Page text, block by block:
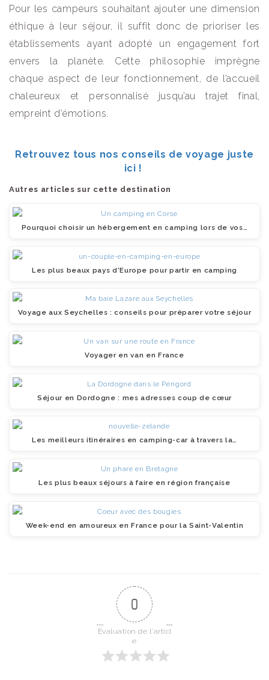
Pour les campeurs souhaitant ajouter une dimension
éthique à leur séjour, il suffit donc de prioriser les
établissements ayant adopté un engagement fort
envers la planète. Cette philosophie imprègne
chaque aspect de leur fonctionnement, de l’accueil
chaleureux et personnalisé jusqu’au trajet final,
empreint d’émotions.
Retrouvez tous nos conseils de voyage juste
ici !
Autres articles sur cette destination
Pourquoi choisir un hébergement en camping lors de vos…
Les plus beaux pays d'Europe pour partir en camping
Voyage aux Seychelles : conseils pour préparer votre séjour
Voyager en van en France
Séjour en Dordogne : mes adresses coup de cœur
Les meilleurs itinéraires en camping-car à travers la…
Les plus beaux séjours à faire en région française
Week-end en amoureux en France pour la Saint-Valentin
0
Évaluation de l'articl
e